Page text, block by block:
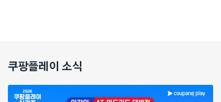
쿠팡플레이 소식